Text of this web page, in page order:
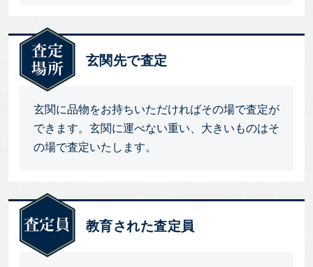
玄関先で査定
玄関に品物をお持ちいただければその場で査定が
できます。玄関に運べない重い、大きいものはそ
の場で査定いたします。
教育された査定員